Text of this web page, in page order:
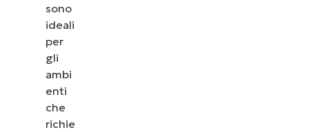
sono
ideali
per
gli
ambi
enti
che
richie